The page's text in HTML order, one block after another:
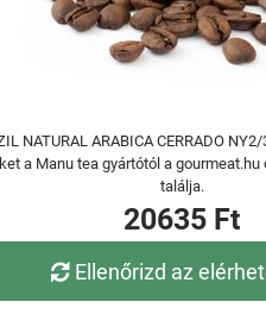
NATURAL ARABICA CERRADO
a Manu tea gyártótól a gourmeat.hu
találja.
20635 Ft
Ellenőrizd az